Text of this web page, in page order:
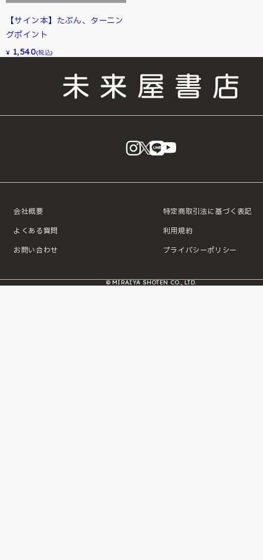
【サイン本】たぶん、ターニン
グポイント
¥ 1,540(税込)
instagram
X LINE
会社概要
よくある質問
お問い合わせ
特定商取引法に基づく表記
利用規約
プライバシーポリシー
© MIRAIYA SHOTEN CO., LTD.